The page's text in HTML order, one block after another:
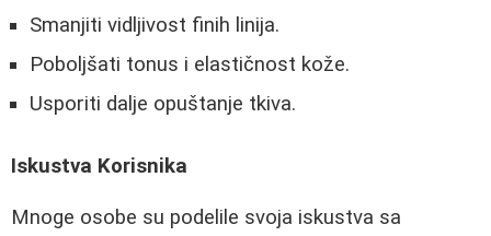
Smanjiti vidljivost finih linija.
Poboljšati tonus i elastičnost kože.
Usporiti dalje opuštanje tkiva.
Iskustva Korisnika
Mnoge osobe su podelile svoja iskustva sa